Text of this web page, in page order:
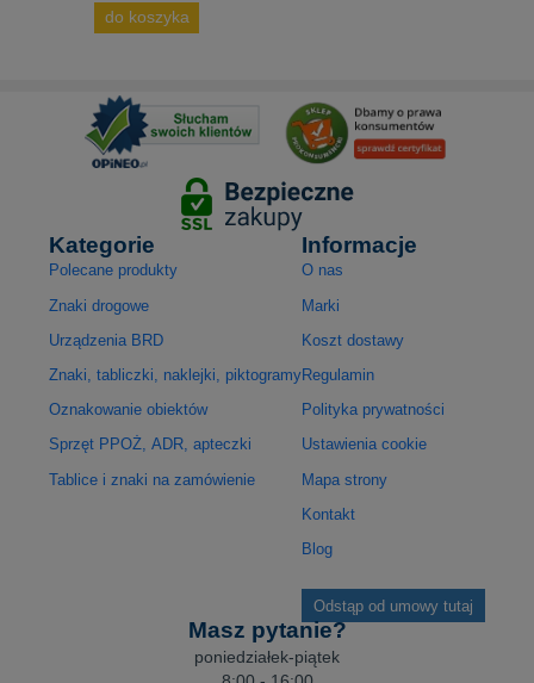
do koszyka
Kategorie
Polecane produkty
Znaki drogowe
Urządzenia BRD
Znaki, tabliczki, naklejki, piktogramy
Oznakowanie obiektów
Sprzęt PPOŻ, ADR, apteczki
Tablice i znaki na zamówienie
Informacje
O nas
Marki
Koszt dostawy
Regulamin
Polityka prywatności
Ustawienia cookie
Mapa strony
Kontakt
Blog
Odstąp od umowy tutaj
Masz pytanie?
poniedziałek-piątek